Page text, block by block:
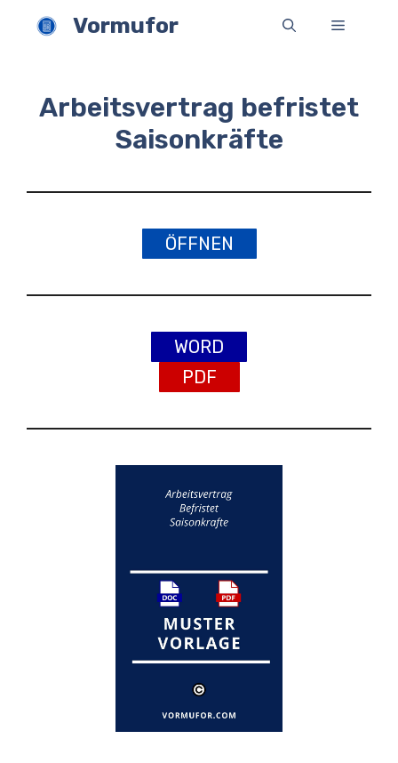
Inhalt
Vormufor Menü
Arbeitsvertrag befristet
Saisonkräfte
ÖFFNEN
WORD
PDF